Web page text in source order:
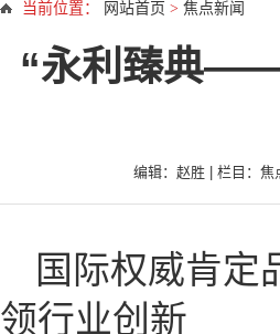
当前位置： 网站首页 > 焦点新闻
“永利臻典——
编辑：赵胜 | 栏目：
国际权威肯定
领行业创新